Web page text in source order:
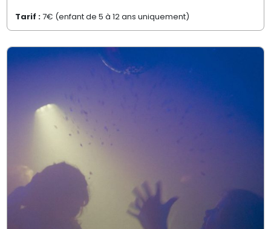
Tarif :7€ (enfant de 5 à 12 ans uniquement)